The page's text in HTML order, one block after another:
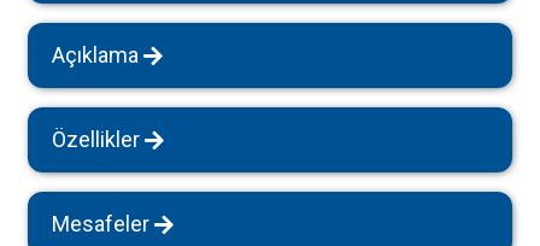
Açıklama
Özellikler
Mesafeler